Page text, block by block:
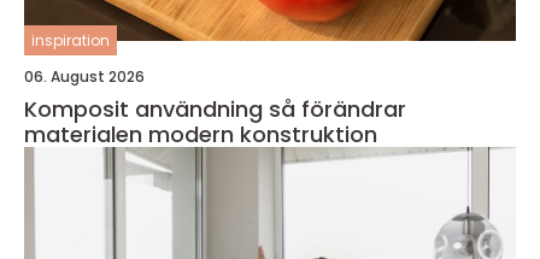
inspiration
06. August 2026
Komposit användning så förändrar
materialen modern konstruktion